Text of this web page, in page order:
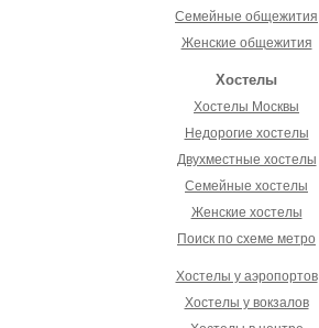
Семейные общежития
Женские общежития
Хостелы
Хостелы Москвы
Недорогие хостелы
Двухместные хостелы
Семейные хостелы
Женские хостелы
Поиск по схеме метро
Хостелы у аэропортов
Хостелы у вокзалов